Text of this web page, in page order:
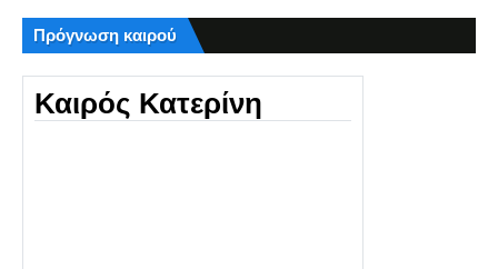
Πρόγνωση καιρού
Καιρός Κατερίνη